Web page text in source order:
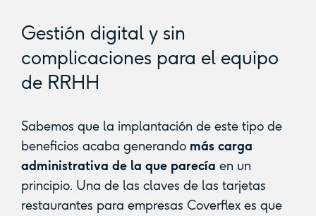
Gestión digital y sin
complicaciones para el equipo
de RRHH
Sabemos que la implantación de este tipo de
beneficios acaba generando más carga
administrativa de la que parecía en un
principio. Una de las claves de las tarjetas
restaurantes para empresas Coverflex es que